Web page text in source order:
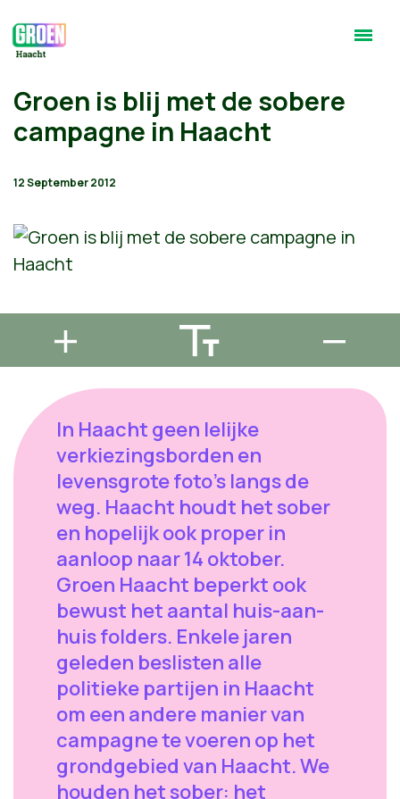
Groen is blij met de sobere
campagne in Haacht
12 September 2012
In Haacht geen lelijke
verkiezingsborden en
levensgrote foto's langs de
weg. Haacht houdt het sober
en hopelijk ook proper in
aanloop naar 14 oktober.
Groen Haacht beperkt ook
bewust het aantal huis-aan-
huis folders. Enkele jaren
geleden beslisten alle
politieke partijen in Haacht
om een andere manier van
campagne te voeren op het
grondgebied van Haacht. We
houden het sober: het